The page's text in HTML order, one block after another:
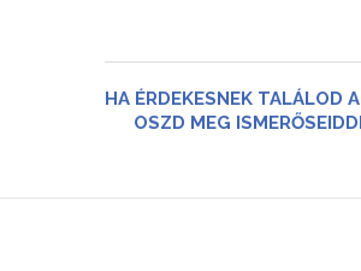
HA ÉRDEKESNEK TALÁLOD
OSZD MEG